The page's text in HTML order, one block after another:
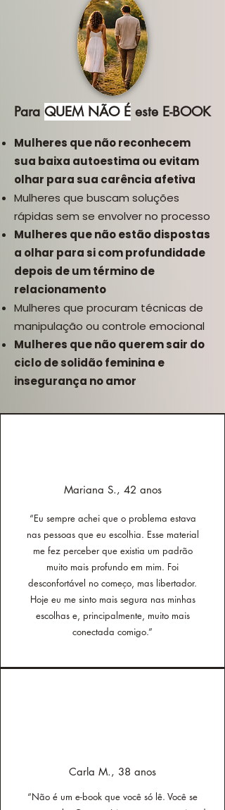
Para QUEM NÃO É este E-BOOK
Mulheres que não reconhecem
sua baixa autoestima ou evitam
olhar para sua carência afetiva
Mulheres que buscam soluções
rápidas sem se envolver no processo
Mulheres que não estão dispostas
a olhar para si com profundidade
depois de um término de
relacionamento
Mulheres que procuram técnicas de
manipulação ou controle emocional
Mulheres que não querem sair do
ciclo de solidão feminina e
insegurança no amor
Mariana S., 42 anos
“Eu sempre achei que o problema estava
nas pessoas que eu escolhia. Esse material
me fez perceber que existia um padrão
muito mais profundo em mim. Foi
desconfortável no começo, mas libertador.
Hoje eu me sinto mais segura nas minhas
escolhas e, principalmente, muito mais
conectada comigo.”
Carla M., 38 anos
“Não é um e-book que você só lê. Você se